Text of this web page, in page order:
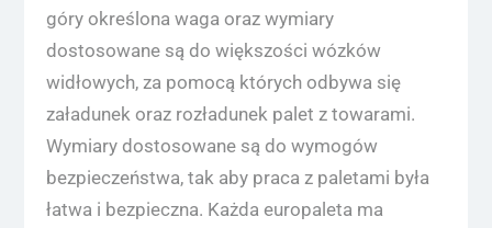
góry określona waga oraz wymiary
dostosowane są do większości wózków
widłowych, za pomocą których odbywa się
załadunek oraz rozładunek palet z towarami.
Wymiary dostosowane są do wymogów
bezpieczeństwa, tak aby praca z paletami była
łatwa i bezpieczna. Każda europaleta ma